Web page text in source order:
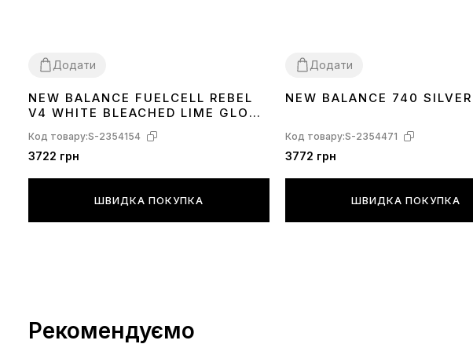
Додати
3638 3941
NEW BALANCE FUELCELL REBEL
V4 WHITE BLEACHED LIME GLO
Код товару:S-2354154
3722 грн
ШВИДКА ПОКУПКА
Додати
42
NEW BALANCE 740 SILVER
Код товару:S-2354471
3772 грн
ШВИДКА ПОКУПКА
Рекомендуємо